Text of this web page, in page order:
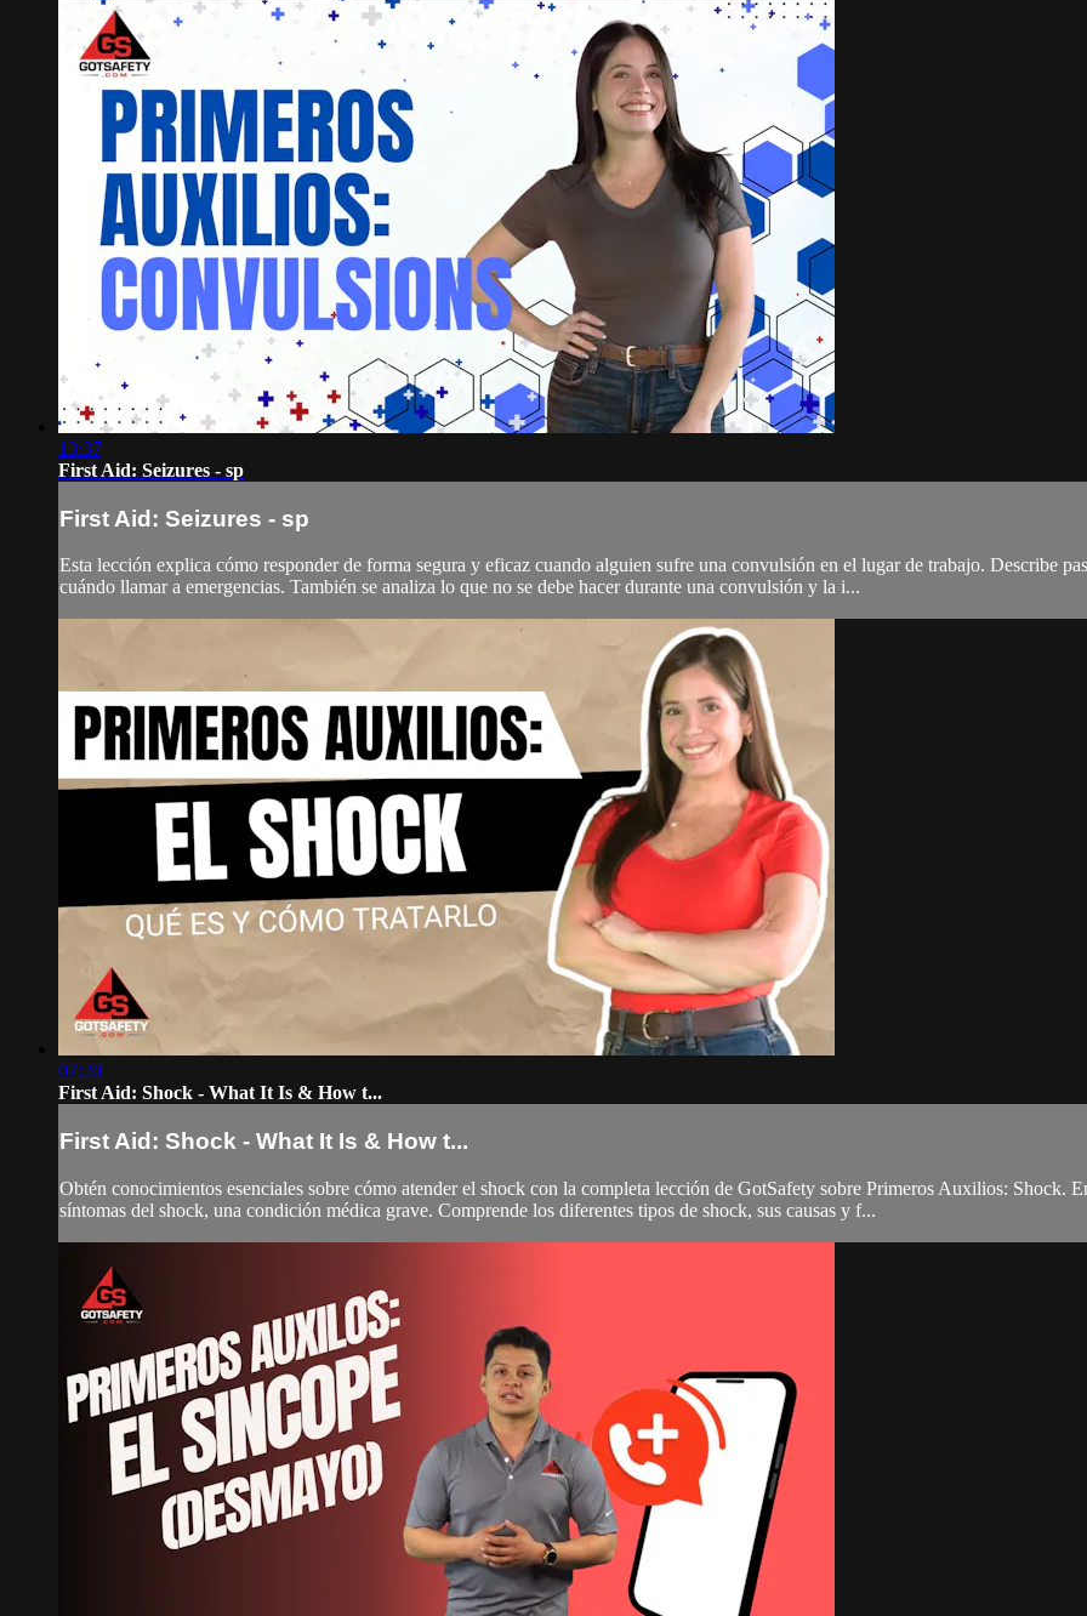
13:37
First Aid: Seizures - sp
First Aid: Seizures - sp
Esta lección explica cómo responder de forma segura y eficaz cuando alguien sufre una convulsión en el lugar de trabajo. Describe
cuándo llamar a emergencias. También se analiza lo que no se debe hacer durante una convulsión y la i...
07:20
First Aid: Shock - What It Is & How t...
First Aid: Shock - What It Is & How t...
Obtén conocimientos esenciales sobre cómo atender el shock con la completa lección de GotSafety sobre Primeros Auxilios: Shock.
síntomas del shock, una condición médica grave. Comprende los diferentes tipos de shock, sus causas y f...